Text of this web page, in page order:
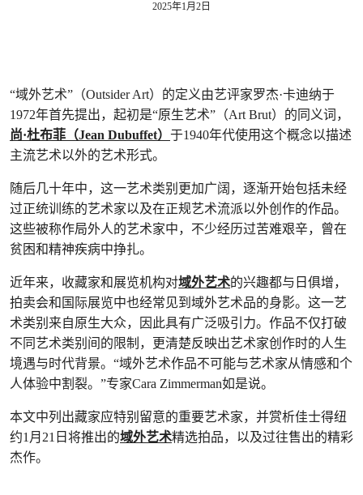
2025年1月2日
“域外艺术”（Outsider Art）的定义由艺评家罗杰·卡迪纳于
1972年首先提出，起初是“原生艺术”（Art Brut）的同义词，
尚·杜布菲（Jean Dubuffet） 于1940年代使用这个概念以描述
主流艺术以外的艺术形式。
随后几十年中，这一艺术类别更加广阔，逐渐开始包括未经
过正统训练的艺术家以及在正规艺术流派以外创作的作品。
这些被称作局外人的艺术家中，不少经历过苦难艰辛，曾在
贫困和精神疾病中挣扎。
近年来，收藏家和展览机构对域外艺术的兴趣都与日俱增，
拍卖会和国际展览中也经常见到域外艺术品的身影。这一艺
术类别来自原生大众，因此具有广泛吸引力。作品不仅打破
不同艺术类别间的限制，更清楚反映出艺术家创作时的人生
境遇与时代背景。“域外艺术作品不可能与艺术家从情感和个
人体验中割裂。”专家Cara Zimmerman如是说。
本文中列出藏家应特别留意的重要艺术家，并赏析佳士得纽
约1月21日将推出的域外艺术精选拍品，以及过往售出的精彩
杰作。